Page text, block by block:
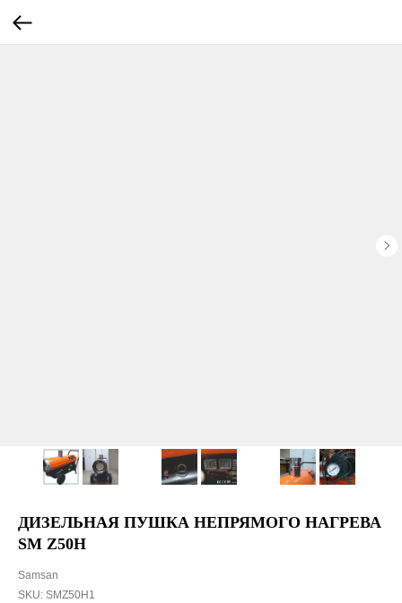
ДИЗЕЛЬНАЯ ПУШКА НЕПРЯМОГО НАГРЕВА
SM Z50H
Samsan
SKU: SMZ50H1